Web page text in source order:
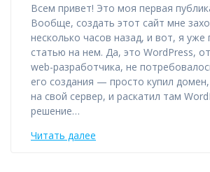
Всем привет! Это моя первая
Вообще, создать этот сайт мне
несколько часов назад, и вот, я уже
статью на нем. Да, это WordPress,
web-разработчика, не
его создания — просто купил
на свой сервер, и раскатил там
решение…
Читать далее